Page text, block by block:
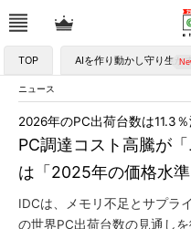
TOP AIを作り動かし守り生か
ニュース
PC調達コスト高騰が
は「2025年の価格水
2026年のPC出荷台数は11.3
IDCは、メモリ不足とサプラ
の世界PC出荷台数の見通し